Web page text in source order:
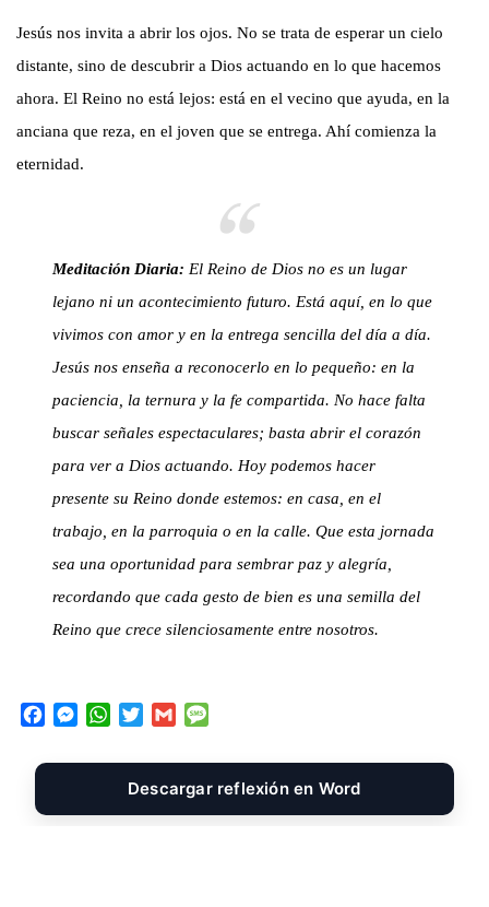
Jesús nos invita a abrir los ojos. No se trata de esperar un cielo
distante, sino de descubrir a Dios actuando en lo que hacemos
ahora. El Reino no está lejos: está en el vecino que ayuda, en la
anciana que reza, en el joven que se entrega. Ahí comienza la
eternidad.
Meditación Diaria: El Reino de Dios no es un lugar
lejano ni un acontecimiento futuro. Está aquí, en lo que
vivimos con amor y en la entrega sencilla del día a día.
Jesús nos enseña a reconocerlo en lo pequeño: en la
paciencia, la ternura y la fe compartida. No hace falta
buscar señales espectaculares; basta abrir el corazón
para ver a Dios actuando. Hoy podemos hacer
presente su Reino donde estemos: en casa, en el
trabajo, en la parroquia o en la calle. Que esta jornada
sea una oportunidad para sembrar paz y alegría,
recordando que cada gesto de bien es una semilla del
Reino que crece silenciosamente entre nosotros.
c
b
M
s
e
W
a
s
i
t
t
G
a
i
l
s
s
a
Descargar reflexión en Word